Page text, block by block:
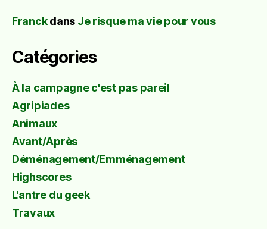
Franckdans Je risque ma vie pour vous
Catégories
À la campagne c'est pas pareil
Agripiades
Animaux
Avant/Après
Déménagement/Emménagement
Highscores
L'antre du geek
Travaux